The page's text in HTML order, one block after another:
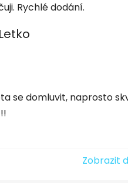
Rychlé dodání.
obchodu je 5 z 5
obchodu je 5 z 5
se domluvit, naprosto
Zobrazit